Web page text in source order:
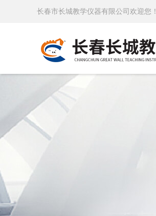
长春市长城教学仪器有限公司欢迎您！